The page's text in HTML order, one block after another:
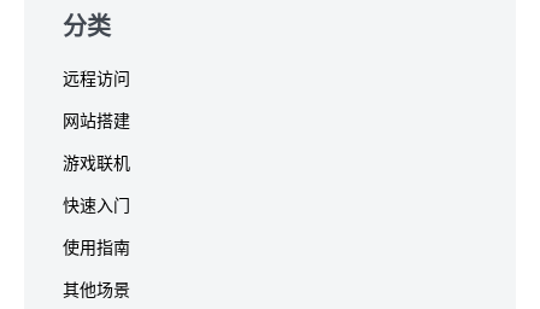
分类
远程访问
网站搭建
游戏联机
快速入门
使用指南
其他场景